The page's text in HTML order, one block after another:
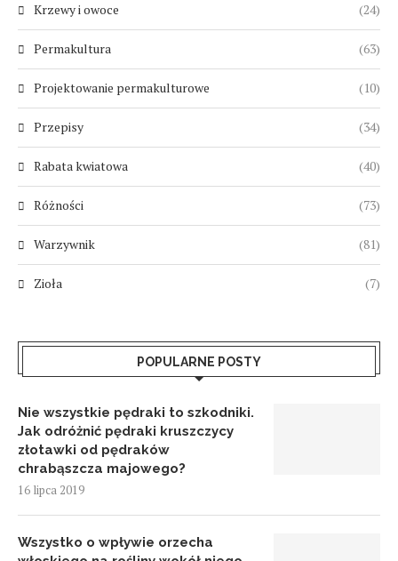
Krzewy i owoce (24)
Permakultura (63)
Projektowanie permakulturowe (10)
Przepisy (34)
Rabata kwiatowa (40)
Różności (73)
Warzywnik (81)
Zioła (7)
POPULARNE POSTY
Nie wszystkie pędraki to szkodniki.
Jak odróżnić pędraki kruszczycy
złotawki od pędraków
chrabąszcza majowego?
16 lipca 2019
Wszystko o wpływie orzecha